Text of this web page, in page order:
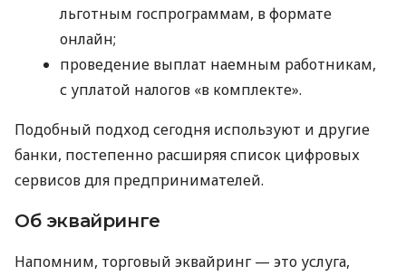
льготным госпрограммам, в формате
онлайн;
проведение выплат наемным работникам,
с уплатой налогов «в комплекте».
Подобный подход сегодня используют и другие
банки, постепенно расширяя список цифровых
сервисов для предпринимателей.
Об эквайринге
Напомним, торговый эквайринг — это услуга,